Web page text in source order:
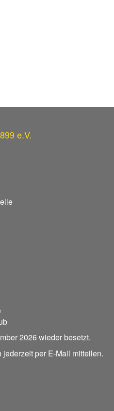
e.V.
2026 wieder besetzt.
per E-Mail mitteilen.